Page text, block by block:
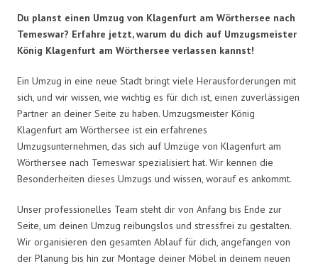
Du planst einen Umzug von Klagenfurt am Wörthersee nach
Temeswar? Erfahre jetzt, warum du dich auf Umzugsmeister
König Klagenfurt am Wörthersee verlassen kannst!
Ein Umzug in eine neue Stadt bringt viele Herausforderungen mit
sich, und wir wissen, wie wichtig es für dich ist, einen zuverlässigen
Partner an deiner Seite zu haben. Umzugsmeister König
Klagenfurt am Wörthersee ist ein erfahrenes
Umzugsunternehmen, das sich auf Umzüge von Klagenfurt am
Wörthersee nach Temeswar spezialisiert hat. Wir kennen die
Besonderheiten dieses Umzugs und wissen, worauf es ankommt.
Unser professionelles Team steht dir von Anfang bis Ende zur
Seite, um deinen Umzug reibungslos und stressfrei zu gestalten.
Wir organisieren den gesamten Ablauf für dich, angefangen von
der Planung bis hin zur Montage deiner Möbel in deinem neuen